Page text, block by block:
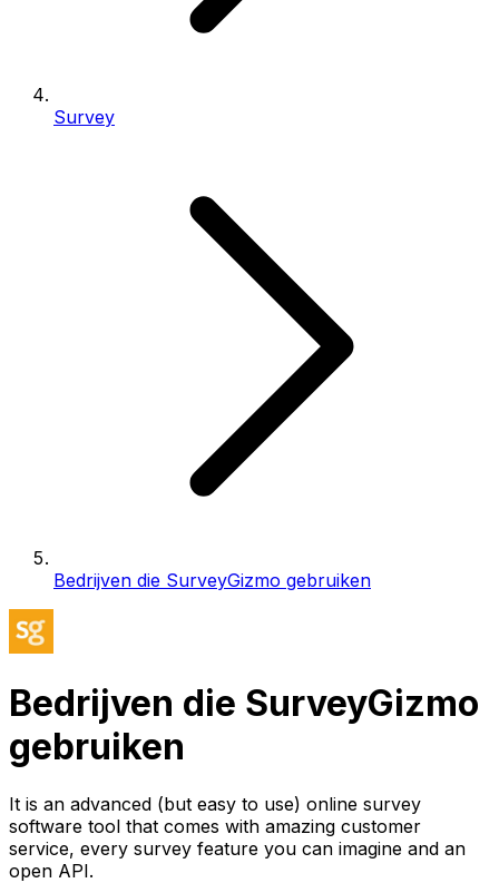
Survey
Bedrijven die SurveyGizmo gebruiken
Bedrijven die SurveyGizmo
gebruiken
It is an advanced (but easy to use) online survey
software tool that comes with amazing customer
service, every survey feature you can imagine and an
open API.